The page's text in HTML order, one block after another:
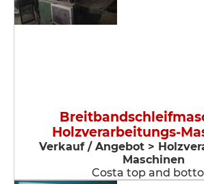
Holzverarbeitungs-
Verkauf / Angebot >
Maschinen
Costa top and